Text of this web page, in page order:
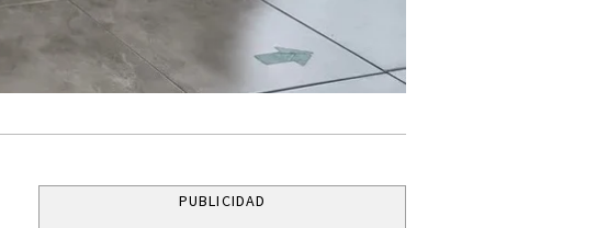
PUBLICIDAD